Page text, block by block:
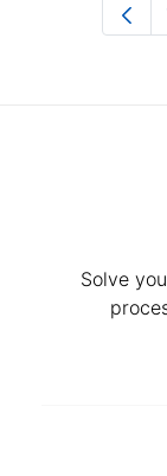
Solve